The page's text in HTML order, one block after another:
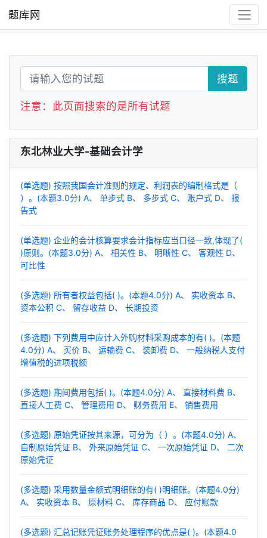
题库网
搜题
注意：此页面搜索的是所有试题
东北林业大学-基础会计学
(单选题) 按照我国会计准则的规定、利润表的编制格式是（
）。(本题3.0分) A、 单步式 B、 多步式 C、 账户式 D、 报
告式
(单选题) 企业的会计核算要求会计指标应当口径一致,体现了(
)原则。(本题3.0分) A、 相关性 B、 明晰性 C、 客观性 D、
可比性
(多选题) 所有者权益包括( )。(本题4.0分) A、 实收资本 B、
资本公积 C、 留存收益 D、 长期投资
(多选题) 下列费用中应计入外购材料采购成本的有( )。(本题
4.0分) A、 买价 B、 运输费 C、 装卸费 D、 一般纳税人支付
增值税的进项税额
(多选题) 期间费用包括( )。(本题4.0分) A、 直接材料费 B、
直接人工费 C、 管理费用 D、 财务费用 E、 销售费用
(多选题) 原始凭证按其来源，可分为（ ）。(本题4.0分) A、
自制原始凭证 B、 外来原始凭证 C、 一次原始凭证 D、 二次
原始凭证
(多选题) 采用数量金额式明细账的有( )明细账。(本题4.0分)
A、 实收资本 B、 原材料 C、 库存商品 D、 应付账款
(多选题) 汇总记账凭证账务处理程序的优点是( )。(本题4.0